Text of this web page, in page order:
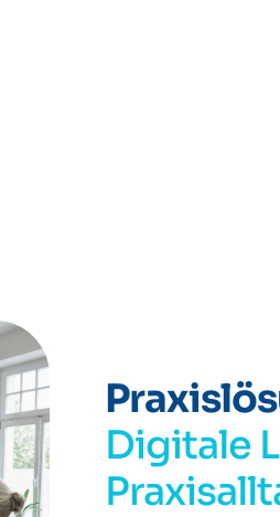
Digitale